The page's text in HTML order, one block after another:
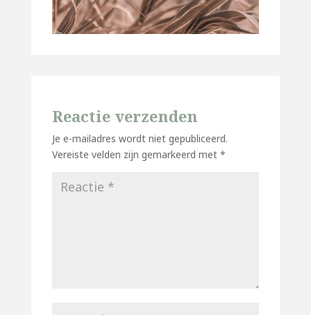
Reactie verzenden
Je e-mailadres wordt niet gepubliceerd.
Vereiste velden zijn gemarkeerd met *